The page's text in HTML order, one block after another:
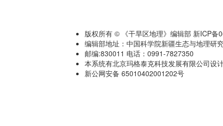
版权所有 © 《干旱区地理》编辑部 新ICP备
编辑部地址：中国科学院新疆生态与地理研
邮编:830011 电话：0991-7827350
本系统有北京玛格泰克科技发展有限公司设
新公网安备 65010402001202号